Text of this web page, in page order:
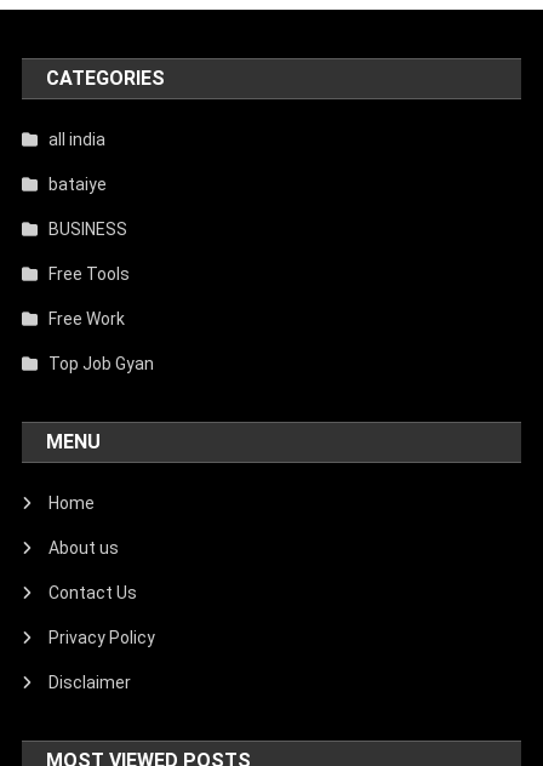
CATEGORIES
all india
bataiye
BUSINESS
Free Tools
Free Work
Top Job Gyan
MENU
Home
About us
Contact Us
Privacy Policy
Disclaimer
MOST VIEWED POSTS